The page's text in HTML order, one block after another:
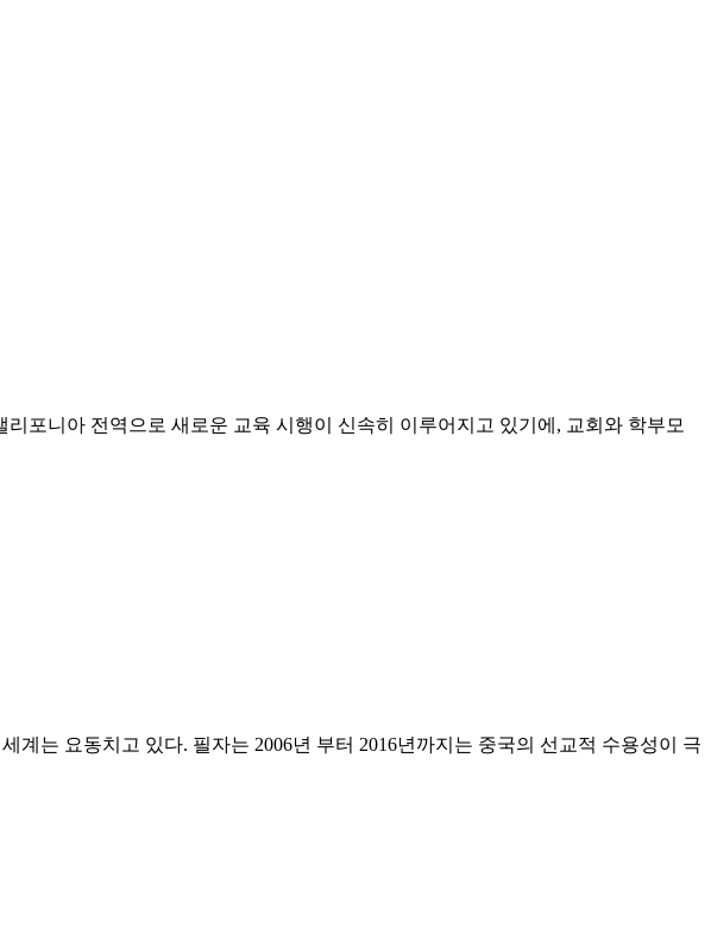
포니아 전역으로 새로운 교육 시행이 신속히 이루어지고 있기에, 교회와 학부모
는 요동치고 있다. 필자는 2006년 부터 2016년까지는 중국의 선교적 수용성이 극